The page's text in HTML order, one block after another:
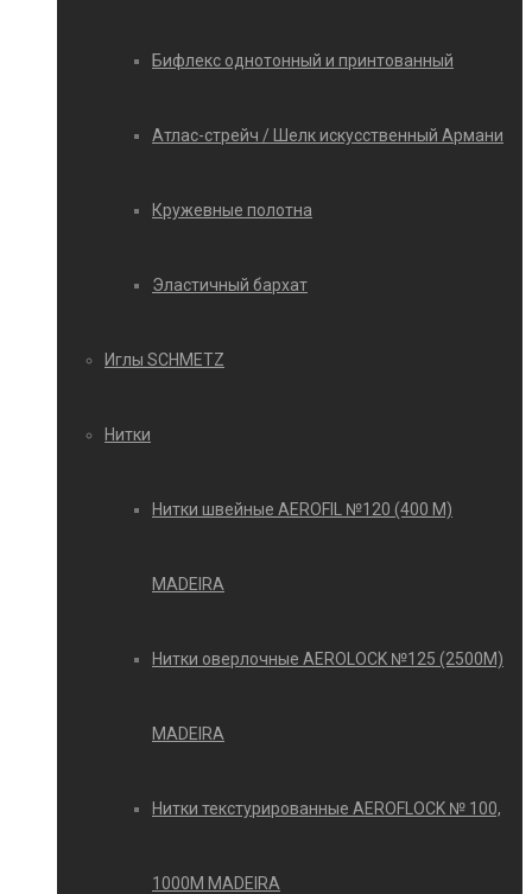
Бифлекс однотонный и принтованный
Атлас-стрейч / Шелк искусственный Армани
Кружевные полотна
Эластичный бархат
Иглы SCHMETZ
Нитки
Нитки швейные AEROFIL №120 (400 М)
MADEIRA
Нитки оверлочные AEROLOCK №125 (2500М)
MADEIRA
Нитки текстурированные AEROFLOCK № 100,
1000М MADEIRA